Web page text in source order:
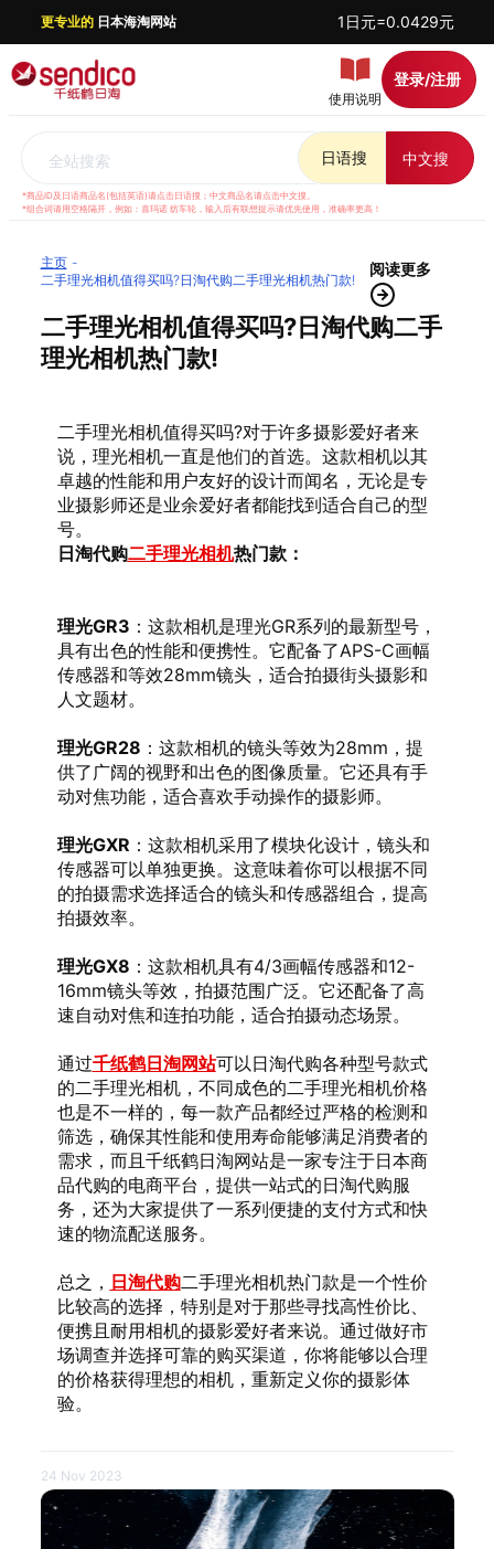
更专业的日本海淘网站 1日元=0.0429元
使用说明
登录/注册
全站搜索 日语搜 中文搜
*商品ID及日语商品名(包括英语)请点击日语搜；中文商品名请点击中文搜。
*组合词请用空格隔开，例如：喜玛诺 纺车轮，输入后有联想提示请优先使用，准确率更高！
主页
二手理光相机值得买吗?日淘代购二手理光相机热门款!
阅读更多
二手理光相机值得买吗?日淘代购二手
理光相机热门款!
二手理光相机值得买吗?对于许多摄影爱好者来
说，理光相机一直是他们的首选。这款相机以其
卓越的性能和用户友好的设计而闻名，无论是专
业摄影师还是业余爱好者都能找到适合自己的型
号。
日淘代购二手理光相机热门款：
理光GR3 ：这款相机是理光GR系列的最新型号，
具有出色的性能和便携性。它配备了APS-C画幅
传感器和等效28mm镜头，适合拍摄街头摄影和
人文题材。
理光GR28 ：这款相机的镜头等效为28mm，提
供了广阔的视野和出色的图像质量。它还具有手
动对焦功能，适合喜欢手动操作的摄影师。
理光GXR ：这款相机采用了模块化设计，镜头和
传感器可以单独更换。这意味着你可以根据不同
的拍摄需求选择适合的镜头和传感器组合，提高
拍摄效率。
理光GX8 ：这款相机具有4/3画幅传感器和12-
16mm镜头等效，拍摄范围广泛。它还配备了高
速自动对焦和连拍功能，适合拍摄动态场景。
通过千纸鹤日淘网站可以日淘代购各种型号款式
的二手理光相机，不同成色的二手理光相机价格
也是不一样的，每一款产品都经过严格的检测和
筛选，确保其性能和使用寿命能够满足消费者的
需求，而且千纸鹤日淘网站是一家专注于日本商
品代购的电商平台，提供一站式的日淘代购服
务，还为大家提供了一系列便捷的支付方式和快
速的物流配送服务。
总之， 日淘代购二手理光相机热门款是一个性价
比较高的选择，特别是对于那些寻找高性价比、
便携且耐用相机的摄影爱好者来说。通过做好市
场调查并选择可靠的购买渠道，你将能够以合理
的价格获得理想的相机，重新定义你的摄影体
验。
24 Nov 2023